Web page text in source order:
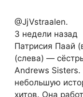
@JjVstraalen.
3 недели назад
Патрисия Паай
(слева) —
Andrews Sisters.
небольшую
хитов. Она